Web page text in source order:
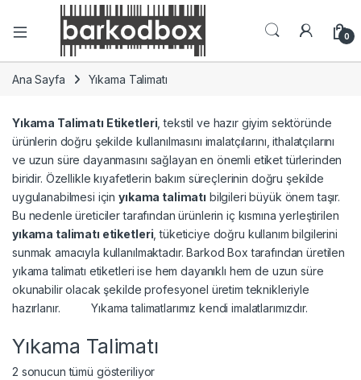
0
Ana Sayfa Yıkama Talimatı
Yıkama Talimatı Etiketleri , tekstil ve hazır giyim sektöründe
ürünlerin doğru şekilde kullanılmasını imalatçılarını, ithalatçılarını
ve uzun süre dayanmasını sağlayan en önemli etiket türlerinden
biridir. Özellikle kıyafetlerin bakım süreçlerinin doğru şekilde
uygulanabilmesi içinyıkama talimatı bilgileri büyük önem taşır.
Bu nedenle üreticiler tarafından ürünlerin iç kısmına yerleştirilen
yıkama talimatı etiketleri , tüketiciye doğru kullanım bilgilerini
sunmak amacıyla kullanılmaktadır. Barkod Box tarafından üretilen
yıkama talimatı etiketleri ise hem dayanıklı hem de uzun süre
okunabilir olacak şekilde profesyonel üretim teknikleriyle
hazırlanır. Yıkama talimatlarımız kendi imalatlarımızdır.
Yıkama Talimatı
2 sonucun tümü gösteriliyor